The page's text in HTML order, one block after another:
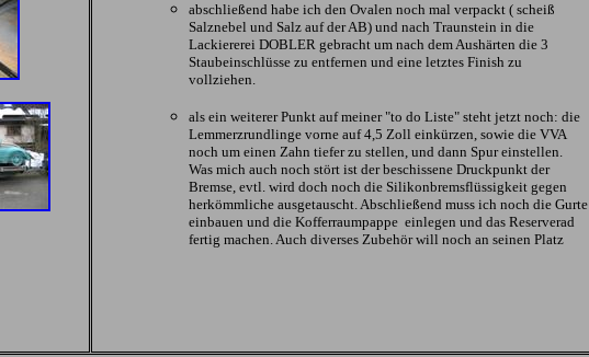
abschließend habe ich den Ovalen noch mal verpackt ( scheiß
Salznebel und Salz auf der AB) und nach Traunstein in die
Lackiererei DOBLER gebracht um nach dem Aushärten die 3
Staubeinschlüsse zu entfernen und eine letztes Finish zu
vollziehen.
als ein weiterer Punkt auf meiner "to do Liste" steht jetzt noch: die
Lemmerzrundlinge vorne auf 4,5 Zoll einkürzen, sowie die VVA
noch um einen Zahn tiefer zu stellen, und dann Spur einstellen.
Was mich auch noch stört ist der beschissene Druckpunkt der
Bremse, evtl. wird doch noch die Silikonbremsflüssigkeit gegen
herkömmliche ausgetauscht. Abschließend muss ich noch die Gurte
einbauen und die Kofferraumpappe einlegen und das Reserverad
fertig machen. Auch diverses Zubehör will noch an seinen Platz